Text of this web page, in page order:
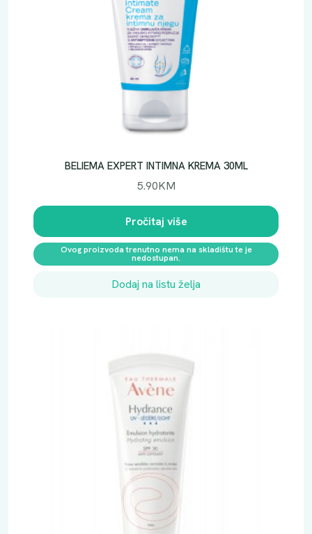
BELIEMA EXPERT INTIMNA KREMA 30ML
5.90KM
Pročitaj više
Ovog proizvoda trenutno nema na skladištu te je
nedostupan.
Dodaj na listu želja